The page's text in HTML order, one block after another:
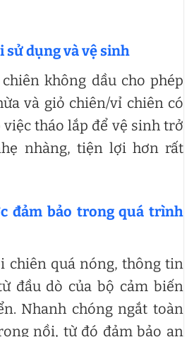
sử dụng và vệ sinh
không dầu cho phép
và giỏ chiên/vỉ chiên có
tháo lắp để vệ sinh trở
nhàng, tiện lợi hơn rất
đảm bảo trong quá trình
chiên quá nóng, thông tin
đầu dò của bộ cảm biến
Nhanh chóng ngắt toàn
nồi, từ đó đảm bảo an